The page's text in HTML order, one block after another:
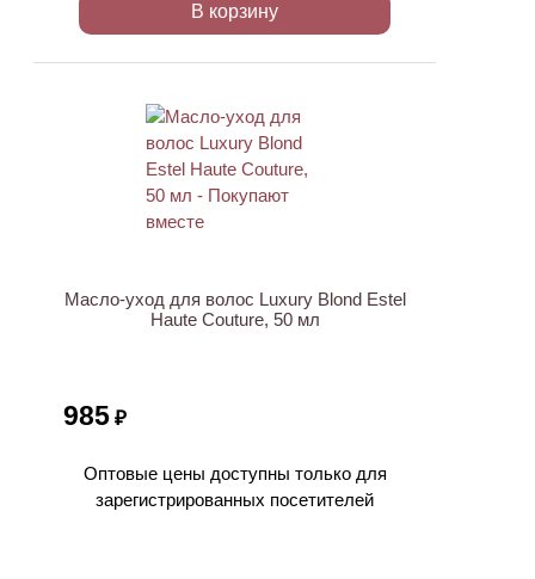
В корзину
Масло-уход для волос Luxury Blond Estel
Haute Couture, 50 мл
985 ₽
Оптовые цены доступны только для
зарегистрированных посетителей